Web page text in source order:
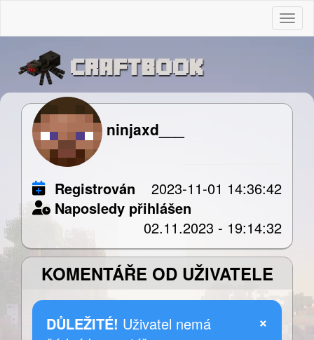
ninjaxd___
Registrován
2023-11-01 14:36:42
Naposledy přihlášen
02.11.2023 - 19:14:32
KOMENTÁŘE OD UŽIVATELE
×
DŮLEŽITÉ! Uživatel nemá